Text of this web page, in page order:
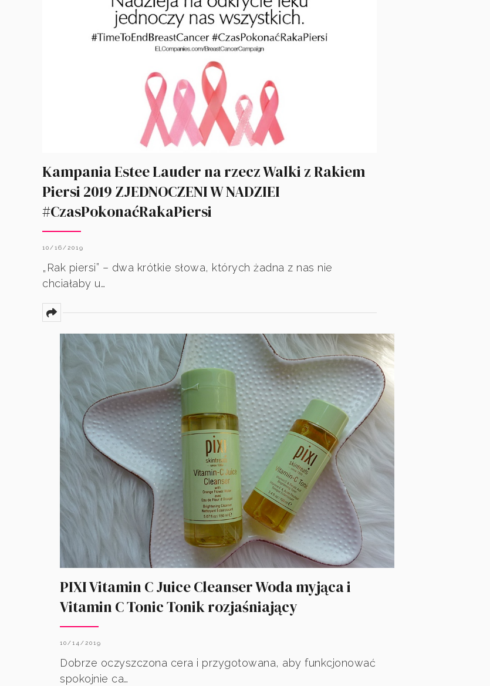
Kampania Estee Lauder na rzecz Walki z Rakiem
Piersi 2019 ZJEDNOCZENI W NADZIEI
#CzasPokonaćRakaPiersi
10/16/2019
„Rak piersi” – dwa krótkie słowa, których żadna z nas nie
chciałaby u…
PIXI Vitamin C Juice Cleanser Woda myjąca i
Vitamin C Tonic Tonik rozjaśniający
10/14/2019
Dobrze oczyszczona cera i przygotowana, aby funkcjonować
spokojnie ca…